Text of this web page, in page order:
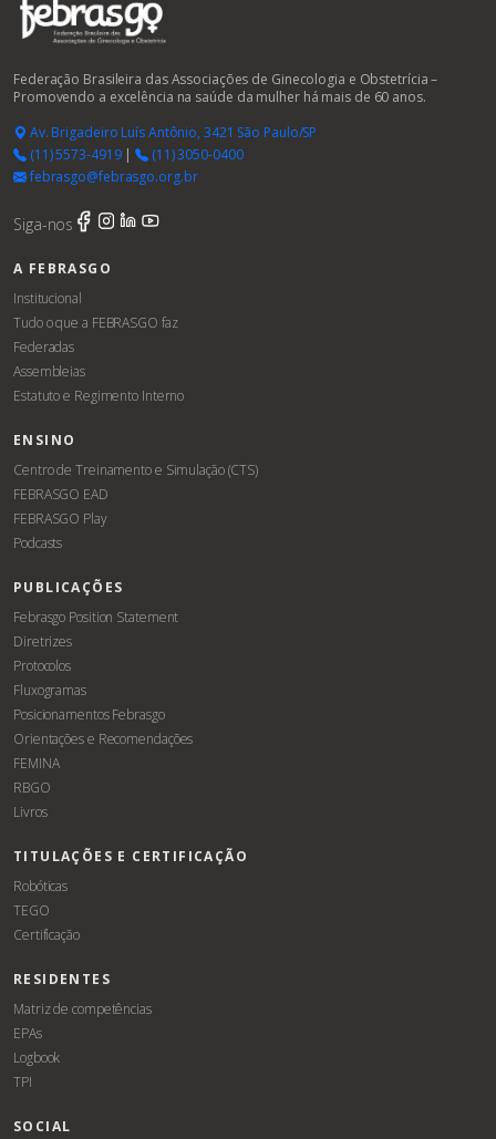
Federação Brasileira das Associações de Ginecologia e Obstetrícia –
Promovendo a excelência na saúde da mulher há mais de 60 anos.
Av. Brigadeiro Luís Antônio, 3421 São Paulo/SP
(11) 5573-4919|
(11) 3050-0400
febrasgo@febrasgo.org.br
Siga-nos
A FEBRASGO
Institucional
Tudo o que a FEBRASGO faz
Federadas
Assembleias
Estatuto e Regimento Interno
ENSINO
Centro de Treinamento e Simulação (CTS)
FEBRASGO EAD
FEBRASGO Play
Podcasts
PUBLICAÇÕES
Febrasgo Position Statement
Diretrizes
Protocolos
Fluxogramas
Posicionamentos Febrasgo
Orientações e Recomendações
FEMINA
RBGO
Livros
TITULAÇÕES E CERTIFICAÇÃO
Robóticas
TEGO
Certificação
RESIDENTES
Matriz de competências
EPAs
Logbook
TPI
SOCIAL